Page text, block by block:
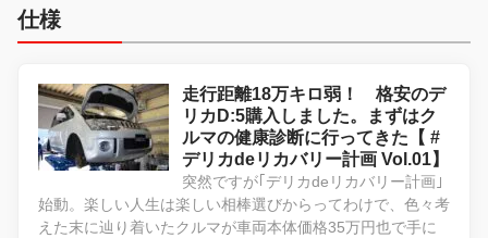
仕様
走行距離18万キロ弱！ 格安のデ
リカD:5購入しました。まずはク
ルマの健康診断に行ってきた【 #
デリカdeリカバリー計画 Vol.01】
突然ですが｢デリカdeリカバリー計画｣
始動。楽しい人生は楽しい相棒選びからってわけで、色々考
えた末に辿り着いたクルマが車両本体価格35万円也で手に